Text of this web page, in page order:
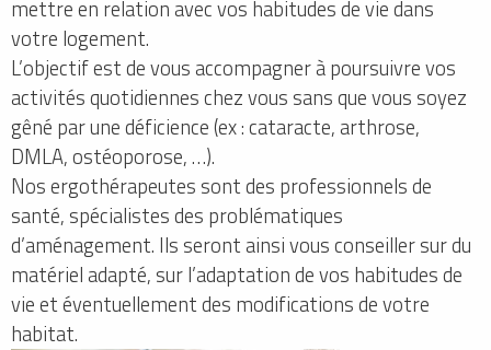
mettre en relation avec vos habitudes de vie dans
votre logement.
L’objectif est de vous accompagner à poursuivre vos
activités quotidiennes chez vous sans que vous soyez
gêné par une déficience (ex : cataracte, arthrose,
DMLA, ostéoporose, …).
Nos ergothérapeutes sont des professionnels de
santé, spécialistes des problématiques
d’aménagement. Ils seront ainsi vous conseiller sur du
matériel adapté, sur l’adaptation de vos habitudes de
vie et éventuellement des modifications de votre
habitat.